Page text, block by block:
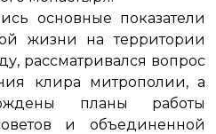
основные показатели
жизни на территории
рассматривался вопрос
клира митрополии, а
планы работы
и объединенной